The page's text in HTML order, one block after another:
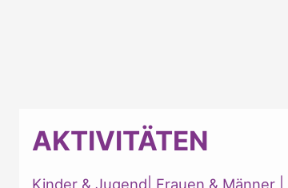
AKTIVITÄTEN
Kinder & Jugend Frauen & Männer